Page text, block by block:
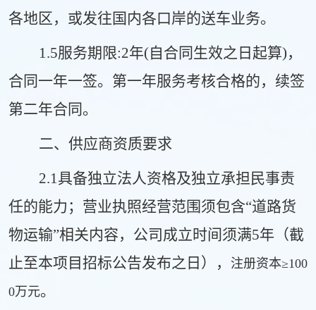
各地区，或发往国内各口岸的送车业务。
1.5服务期限:2年(自合同生效之日起算)，
合同一年一签。第一年服务考核合格的，续签
第二年合同。
二、供应商资质要求
2.1具备独立法人资格及独立承担民事责
任的能力；营业执照经营范围须包含“道路货
物运输”相关内容， 公司成立时间须满5年（截
止至本项目招标公告发布之 日） ， 注册资本≥100
0万元。